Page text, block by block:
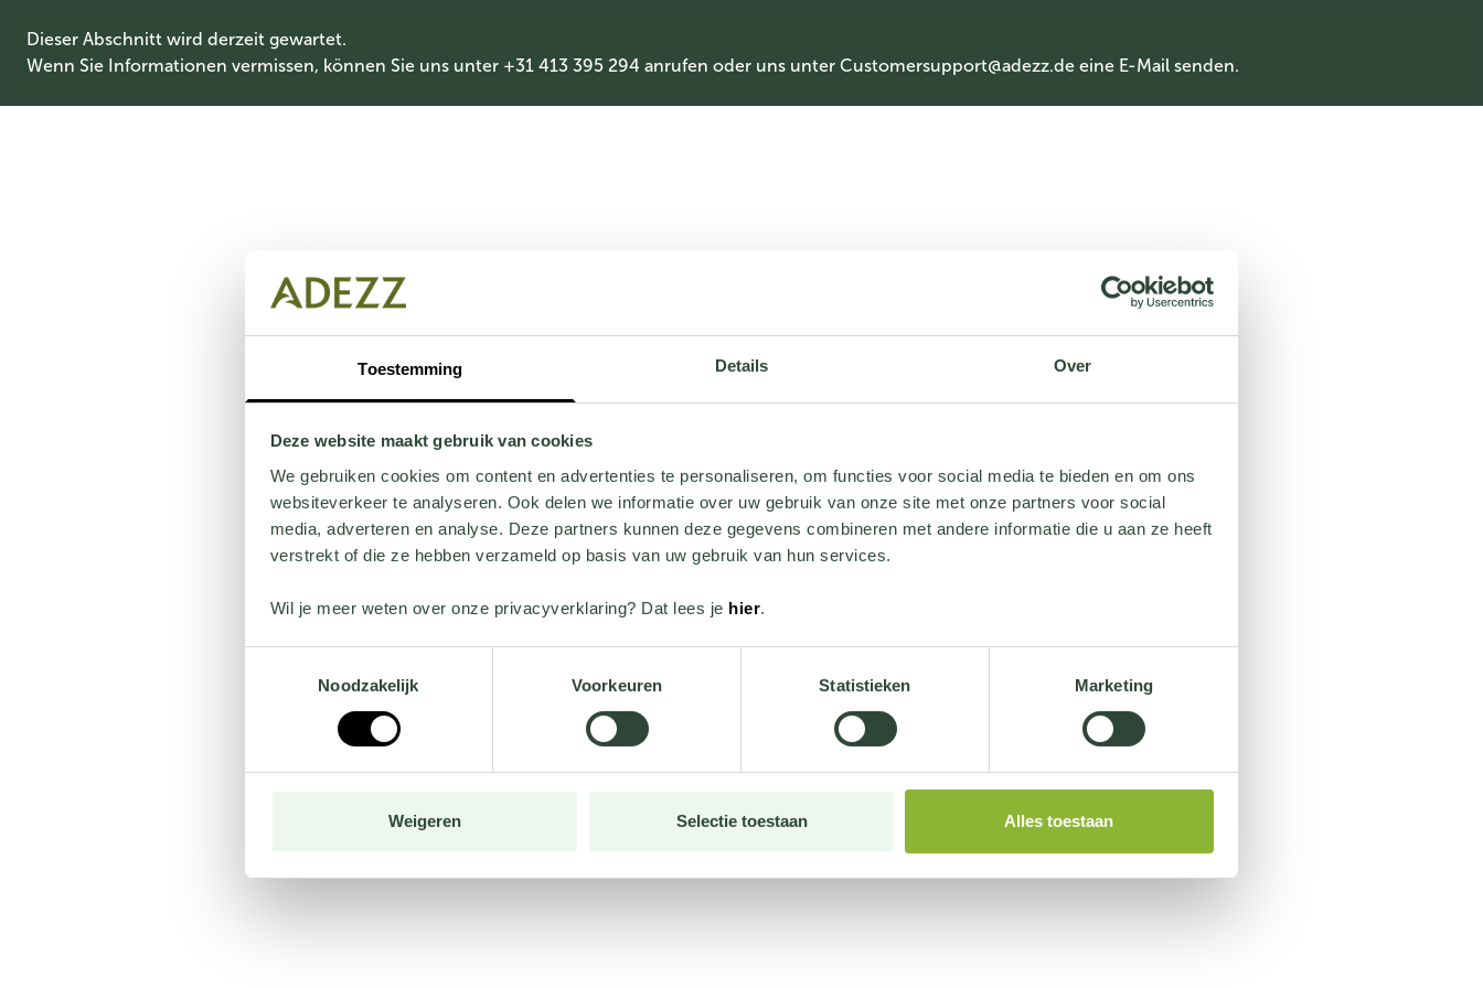
Toestemming Details Over
Deze website maakt gebruik van cookies
We gebruiken cookies om content en advertenties te personaliseren, om functies voor social media te bieden en om ons
websiteverkeer te analyseren. Ook delen we informatie over uw gebruik van onze site met onze partners voor social
media, adverteren en analyse. Deze partners kunnen deze gegevens combineren met andere informatie die u aan ze heeft
verstrekt of die ze hebben verzameld op basis van uw gebruik van hun services.
Wil je meer weten over onze privacyverklaring? Dat lees je hier.
Noodzakelijk
Voorkeuren Statistieken Marketing
Weigeren Selectie toestaan Alles toestaan
Dieser Abschnitt wird derzeit gewartet.
Wenn Sie Informationen vermissen, können Sie uns unter +31 413 395 294 anrufen oder uns unter Customersupport@adezz.de eine E-Mail senden.